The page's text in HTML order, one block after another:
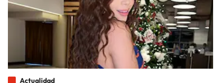
Actualidad